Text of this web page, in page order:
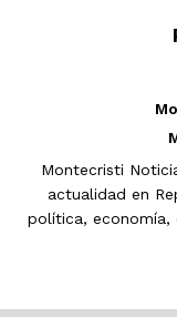
Montecristi
actualidad en
política, economía,